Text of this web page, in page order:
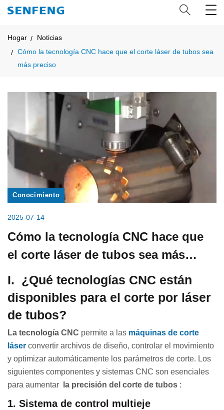
Hogar
Noticias
Cómo la tecnología CNC hace que el corte láser de tubos sea
más preciso
Conocimiento
2025-07-14
Cómo la tecnología CNC hace que
el corte láser de tubos sea más
preciso
I. ¿Qué tecnologías CNC están
disponibles para el corte por láser
de tubos?
La tecnología CNC permite a las máquinas de corte
láser convertir archivos de diseño, controlar el movimiento
y optimizar automáticamente los parámetros de corte. Los
siguientes componentes y sistemas CNC son esenciales
para aumentar
la precisión del corte de tubos :
1. Sistema de control multieje